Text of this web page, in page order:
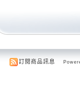
訂閱商品訊息